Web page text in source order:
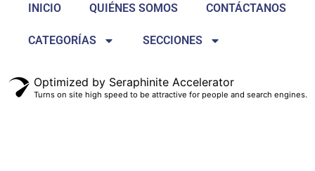
INICIO QUIÉNES SOMOS CONTÁCTANOS
CATEGORÍAS SECCIONES
Optimized by Seraphinite Accelerator
Turns on site high speed to be attractive for people and search engines.